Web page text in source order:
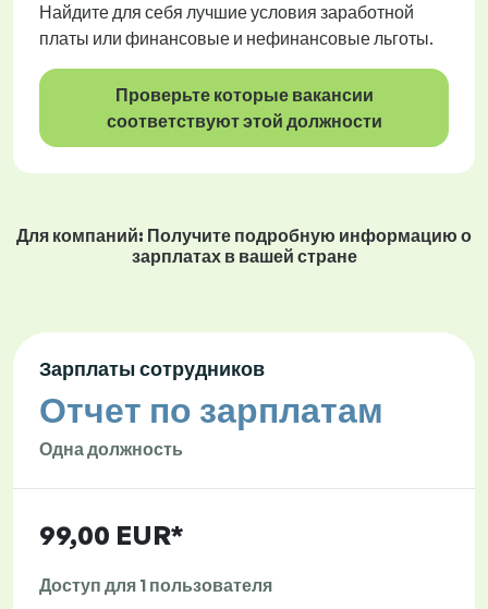
Найдите для себя лучшие условия заработной
платы или финансовые и нефинансовые льготы.
Проверьте которые вакансии
соответствуют этой должности
Для компаний: Получите подробную информацию о
зарплатах в вашей стране
Зарплаты сотрудников
Отчет по зарплатам
Одна должность
99,00 EUR*
Доступ для 1 пользователя